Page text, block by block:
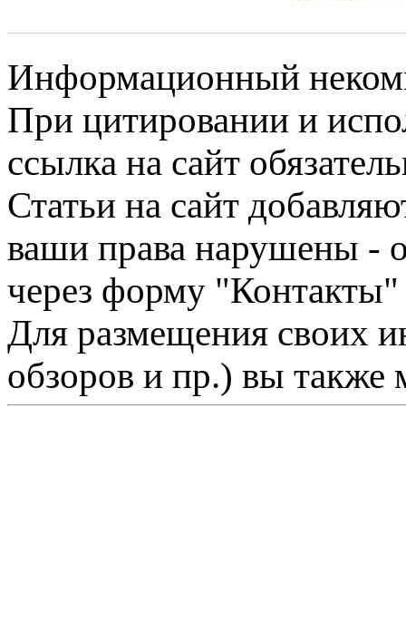
Информационный
При цитировании и
ссылка на сайт
Статьи на сайт
ваши права нарушены -
через форму "Контакты"
Для размещения своих
обзоров и пр.) вы также